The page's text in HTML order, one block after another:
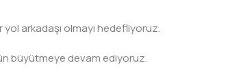
arkadaşı olmayı hedefliyoruz.
büyütmeye devam ediyoruz.